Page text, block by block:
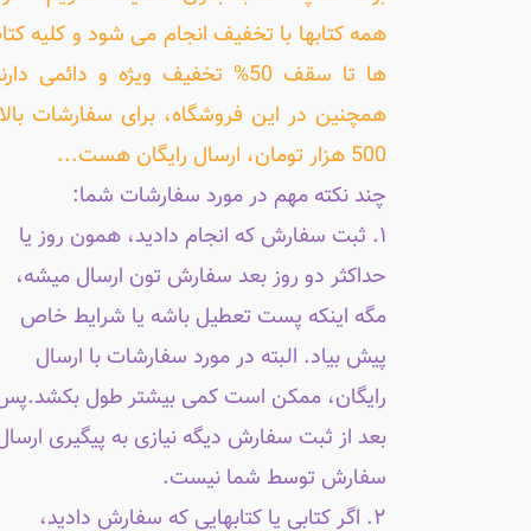
همه کتابها با تخفیف انجام می شود و کلیه
ها تا سقف 50% تخفیف ویژه و دائمی
همچنین در این فروشگاه، برای سفارشات
500 هزار تومان، ارسال رایگان هست...
چند نکته مهم در مورد سفارشات شما:
۱. ثبت سفارش که انجام دادید، همون روز یا
حداکثر دو روز بعد سفارش تون ارسال میشه،
مگه اینکه پست تعطیل باشه یا شرایط خاص
پیش بیاد. البته در مورد سفارشات با ارسال
رایگان، ممکن است کمی بیشتر طول
بعد از ثبت سفارش دیگه نیازی به پیگیری
سفارش توسط شما نیست.
۲. اگر کتابی یا کتابهایی که سفارش دادید،